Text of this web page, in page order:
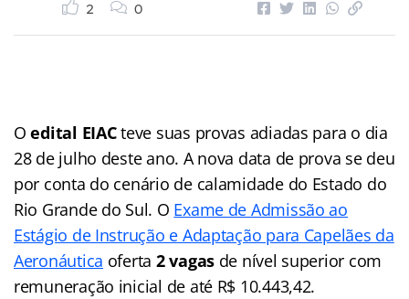
2 0
Oedital EIACteve suas provas adiadas para o dia
28 de julho deste ano. A nova data de prova se deu
por conta do cenário de calamidade do Estado do
Rio Grande do Sul. O Exame de Admissão ao
Estágio de Instrução e Adaptação para Capelães da
Aeronáutica oferta 2 vagas de nível superior com
remuneração inicial de até R$ 10.443,42.